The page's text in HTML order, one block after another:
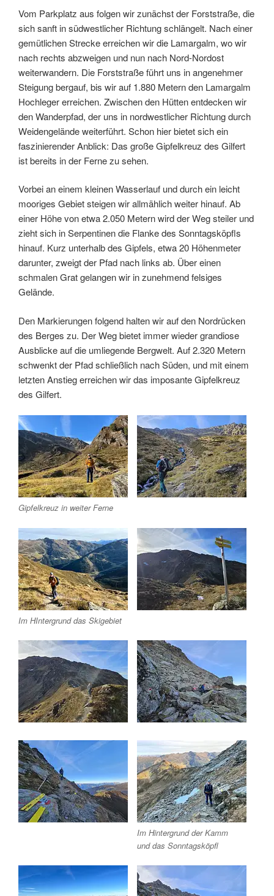
Vom Parkplatz aus folgen wir zunächst der Forststraße, die
sich sanft in südwestlicher Richtung schlängelt. Nach einer
gemütlichen Strecke erreichen wir die Lamargalm, wo wir
nach rechts abzweigen und nun nach Nord-Nordost
weiterwandern. Die Forststraße führt uns in angenehmer
Steigung bergauf, bis wir auf 1.880 Metern den Lamargalm
Hochleger erreichen. Zwischen den Hütten entdecken wir
den Wanderpfad, der uns in nordwestlicher Richtung durch
Weidengelände weiterführt. Schon hier bietet sich ein
faszinierender Anblick: Das große Gipfelkreuz des Gilfert
ist bereits in der Ferne zu sehen.
Vorbei an einem kleinen Wasserlauf und durch ein leicht
mooriges Gebiet steigen wir allmählich weiter hinauf. Ab
einer Höhe von etwa 2.050 Metern wird der Weg steiler und
zieht sich in Serpentinen die Flanke des Sonntagsköpfls
hinauf. Kurz unterhalb des Gipfels, etwa 20 Höhenmeter
darunter, zweigt der Pfad nach links ab. Über einen
schmalen Grat gelangen wir in zunehmend felsiges
Gelände.
Den Markierungen folgend halten wir auf den Nordrücken
des Berges zu. Der Weg bietet immer wieder grandiose
Ausblicke auf die umliegende Bergwelt. Auf 2.320 Metern
schwenkt der Pfad schließlich nach Süden, und mit einem
letzten Anstieg erreichen wir das imposante Gipfelkreuz
des Gilfert.
Gipfelkreuz in weiter Ferne
Im HIntergrund das Skigebiet
Im Hintergrund der Kamm
und das Sonntagsköpfl